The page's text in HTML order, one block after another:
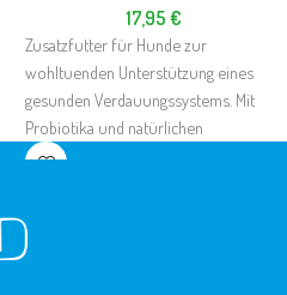
17,95 €
Zusatzfutter für Hunde zur
wohltuenden Unterstützung eines
gesunden Verdauungssystems. Mit
Probiotika und natürlichen
Inhaltsstoffen. Einfach zu dosieren,